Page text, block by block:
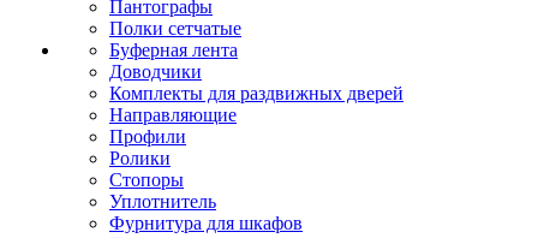
Пантографы
Полки сетчатые
Буферная лента
Доводчики
Комплекты для раздвижных дверей
Направляющие
Профили
Ролики
Стопоры
Уплотнитель
Фурнитура для шкафов